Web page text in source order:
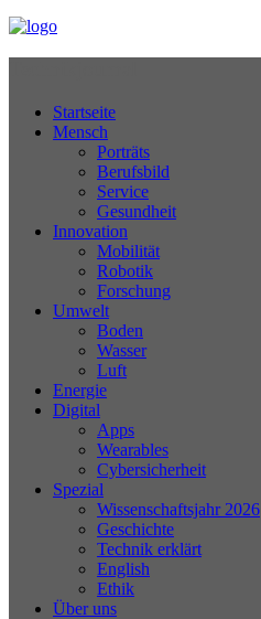
Startseite
Mensch
Porträts
Berufsbild
Service
Gesundheit
Innovation
Mobilität
Robotik
Forschung
Umwelt
Boden
Wasser
Luft
Energie
Digital
Apps
Wearables
Cybersicherheit
Spezial
Wissenschaftsjahr 2026
Geschichte
Technik erklärt
English
Ethik
Über uns